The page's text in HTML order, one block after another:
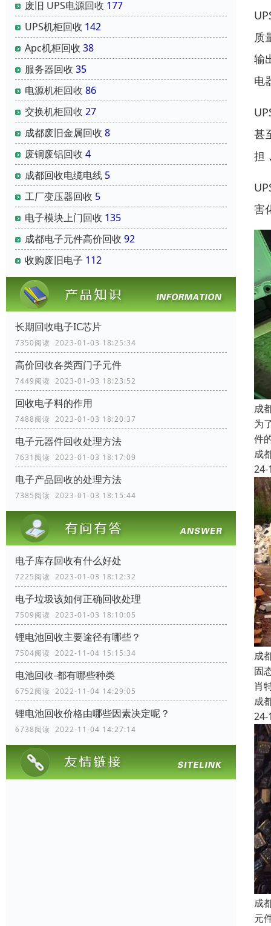
废旧 UPS电源回收 177
UPS机柜回收 142
Apc机柜回收 38
服务器回收 35
电源机柜回收 86
交换机柜回收 27
成都废旧金属回收 8
废铜废铝回收 4
成都回收电缆电线 5
工厂变压器回收 5
电子模块上门回收 135
成都电子元件高价回收 92
收购废旧电子 112
长期回收电子IC芯片
7350阅读 2023-01-03 18:25:34
高价回收各类西门子元件
7449阅读 2023-01-03 18:23:52
回收电子料的作用
7488阅读 2023-01-03 18:20:37
电子元器件回收处理方法
7631阅读 2023-01-03 18:17:09
电子产品回收的处理方法
7385阅读 2023-01-03 18:15:44
电子库存回收有什么好处
7225阅读 2023-01-03 18:12:32
电子垃圾该如何正确回收处理
7509阅读 2023-01-03 18:10:05
锂电池回收主要途径有哪些？
7504阅读 2022-11-04 15:15:34
电池回收-都有哪些种类
6752阅读 2022-11-04 14:29:05
锂电池回收价格由哪些因素决定呢？
6738阅读 2022-11-04 14:27:14
质
输
电
甚
担
害
成
为
件
成
24-
成
固
肖
成
24-
成
元